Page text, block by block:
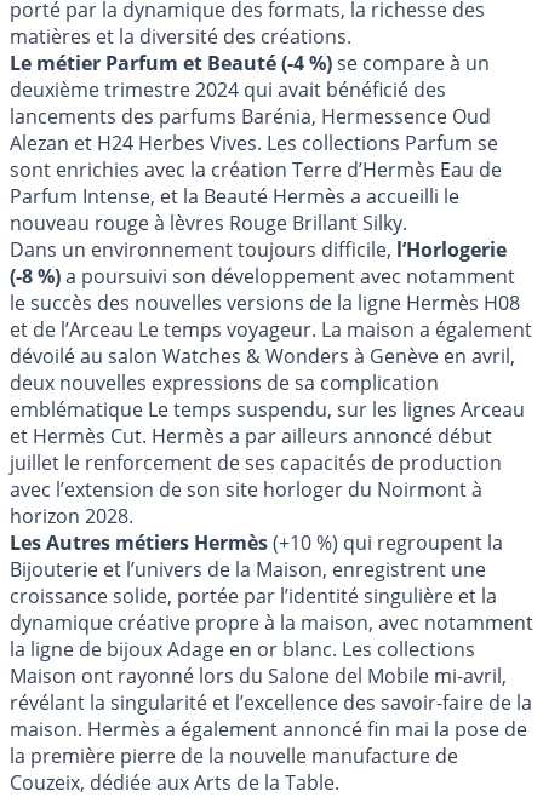
porté par la dynamique des formats, la richesse des
matières et la diversité des créations.
Le métier Parfum et Beauté (-4 %)se compare à un
deuxième trimestre 2024 qui avait bénéficié des
lancements des parfums Barénia, Hermessence Oud
Alezan et H24 Herbes Vives. Les collections Parfum se
sont enrichies avec la création Terre d’Hermès Eau de
Parfum Intense, et la Beauté Hermès a accueilli le
nouveau rouge à lèvres Rouge Brillant Silky.
Dans un environnement toujours difficile, l’Horlogerie
(-8 %)a poursuivi son développement avec notamment
le succès des nouvelles versions de la ligne Hermès H08
et de l’Arceau Le temps voyageur. La maison a également
dévoilé au salon Watches & Wonders à Genève en avril,
deux nouvelles expressions de sa complication
emblématique Le temps suspendu, sur les lignes Arceau
et Hermès Cut. Hermès a par ailleurs annoncé début
juillet le renforcement de ses capacités de production
avec l’extension de son site horloger du Noirmont à
horizon 2028.
Les Autres métiers Hermès(+10 %) qui regroupent la
Bijouterie et l’univers de la Maison, enregistrent une
croissance solide, portée par l’identité singulière et la
dynamique créative propre à la maison, avec notamment
la ligne de bijoux Adage en or blanc. Les collections
Maison ont rayonné lors du Salone del Mobile mi-avril,
révélant la singularité et l’excellence des savoir-faire de la
maison. Hermès a également annoncé fin mai la pose de
la première pierre de la nouvelle manufacture de
Couzeix, dédiée aux Arts de la Table.